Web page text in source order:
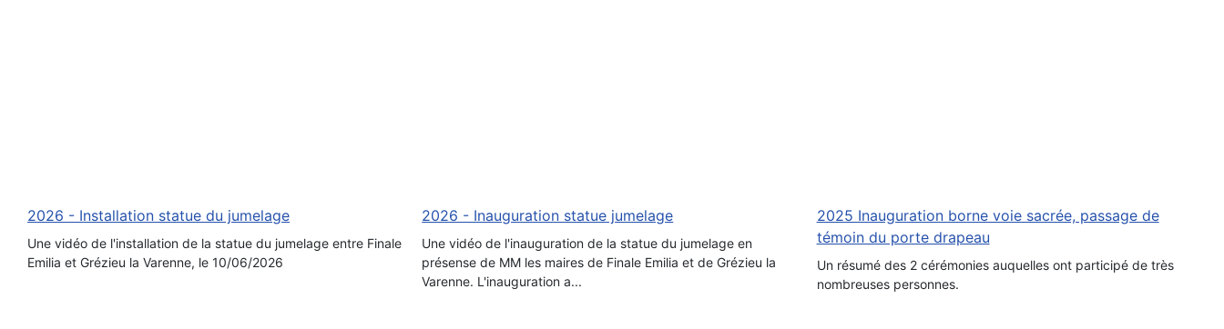
2026 - Installation statue du jumelage
Une vidéo de l'installation de la statue du jumelage entre Finale
Emilia et Grézieu la Varenne, le 10/06/2026
2026 - Inauguration statue jumelage
Une vidéo de l'inauguration de la statue du jumelage en
présense de MM les maires de Finale Emilia et de Grézieu la
Varenne. L'inauguration a...
2025 Inauguration borne voie sacrée, passage de
témoin du porte drapeau
Un résumé des 2 cérémonies auquelles ont participé de très
nombreuses personnes.